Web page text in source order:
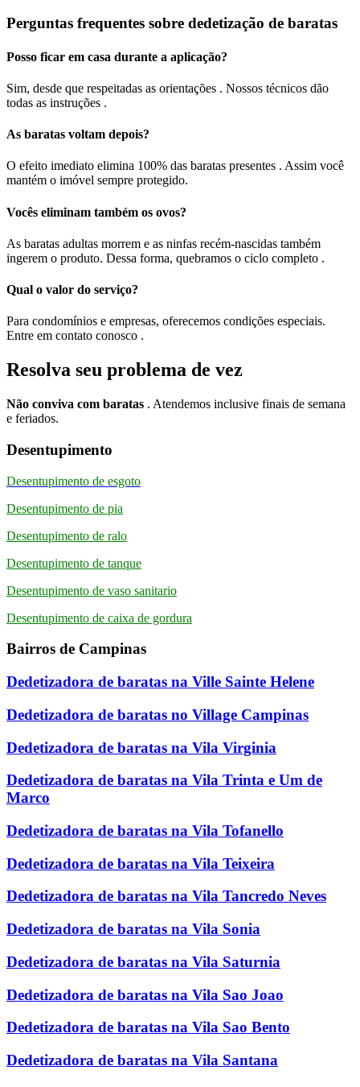
Perguntas frequentes sobre dedetização de baratas
Posso ficar em casa durante a aplicação?
Sim, desde que respeitadas as orientações . Nossos técnicos dão
todas as instruções .
As baratas voltam depois?
O efeito imediato elimina 100% das baratas presentes . Assim você
mantém o imóvel sempre protegido.
Vocês eliminam também os ovos?
As baratas adultas morrem e as ninfas recém-nascidas também
ingerem o produto. Dessa forma, quebramos o ciclo completo .
Qual o valor do serviço?
Para condomínios e empresas, oferecemos condições especiais.
Entre em contato conosco .
Resolva seu problema de vez
Não conviva com baratas . Atendemos inclusive finais de semana
e feriados.
Desentupimento
Desentupimento de esgoto
Desentupimento de pia
Desentupimento de ralo
Desentupimento de tanque
Desentupimento de vaso sanitario
Desentupimento de caixa de gordura
Bairros de Campinas
Dedetizadora de baratas na Ville Sainte Helene
Dedetizadora de baratas no Village Campinas
Dedetizadora de baratas na Vila Virginia
Dedetizadora de baratas na Vila Trinta e Um de
Marco
Dedetizadora de baratas na Vila Tofanello
Dedetizadora de baratas na Vila Teixeira
Dedetizadora de baratas na Vila Tancredo Neves
Dedetizadora de baratas na Vila Sonia
Dedetizadora de baratas na Vila Saturnia
Dedetizadora de baratas na Vila Sao Joao
Dedetizadora de baratas na Vila Sao Bento
Dedetizadora de baratas na Vila Santana